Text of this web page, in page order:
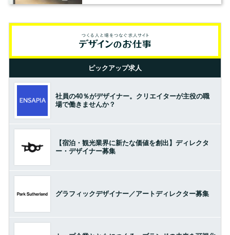
ピックアップ求人
社員の40％がデザイナー。クリエイターが主役の職
場で働きませんか？
【宿泊・観光業界に新たな価値を創出】ディレクタ
ー・デザイナー募集
グラフィックデザイナー／アートディレクター募集